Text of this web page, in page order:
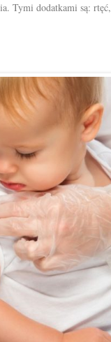
Tymi dodatkami są: rtęć,